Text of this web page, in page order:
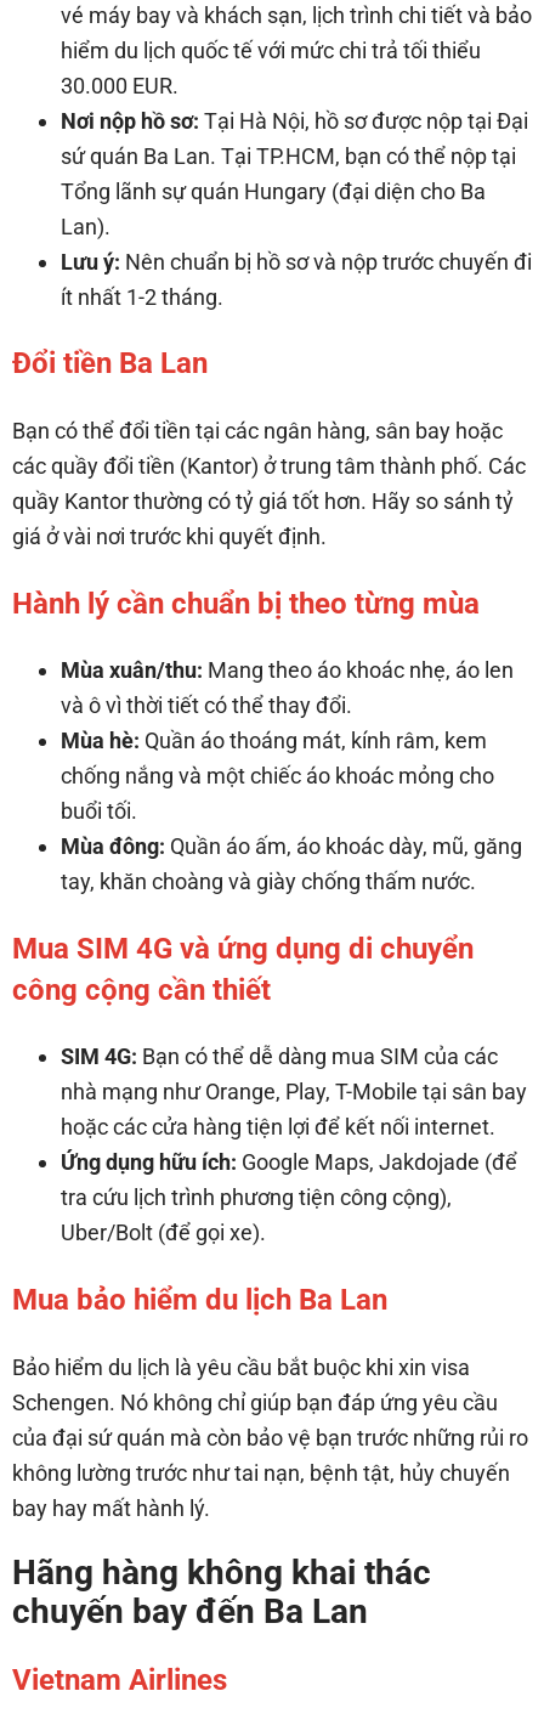
vé máy bay và khách sạn, lịch trình chi tiết và bảo
hiểm du lịch quốc tế với mức chi trả tối thiểu
30.000 EUR.
Nơi nộp hồ sơ: Tại Hà Nội, hồ sơ được nộp tại Đại
sứ quán Ba Lan. Tại TP.HCM, bạn có thể nộp tại
Tổng lãnh sự quán Hungary (đại diện cho Ba
Lan).
Lưu ý: Nên chuẩn bị hồ sơ và nộp trước chuyến đi
ít nhất 1-2 tháng.
Đổi tiền Ba Lan
Bạn có thể đổi tiền tại các ngân hàng, sân bay hoặc
các quầy đổi tiền (Kantor) ở trung tâm thành phố. Các
quầy Kantor thường có tỷ giá tốt hơn. Hãy so sánh tỷ
giá ở vài nơi trước khi quyết định.
Hành lý cần chuẩn bị theo từng mùa
Mùa xuân/thu: Mang theo áo khoác nhẹ, áo len
và ô vì thời tiết có thể thay đổi.
Mùa hè: Quần áo thoáng mát, kính râm, kem
chống nắng và một chiếc áo khoác mỏng cho
buổi tối.
Mùa đông: Quần áo ấm, áo khoác dày, mũ, găng
tay, khăn choàng và giày chống thấm nước.
Mua SIM 4G và ứng dụng di chuyển
công cộng cần thiết
SIM 4G: Bạn có thể dễ dàng mua SIM của các
nhà mạng như Orange, Play, T-Mobile tại sân bay
hoặc các cửa hàng tiện lợi để kết nối internet.
Ứng dụng hữu ích: Google Maps, Jakdojade (để
tra cứu lịch trình phương tiện công cộng),
Uber/Bolt (để gọi xe).
Mua bảo hiểm du lịch Ba Lan
Bảo hiểm du lịch là yêu cầu bắt buộc khi xin visa
Schengen. Nó không chỉ giúp bạn đáp ứng yêu cầu
của đại sứ quán mà còn bảo vệ bạn trước những rủi ro
không lường trước như tai nạn, bệnh tật, hủy chuyến
bay hay mất hành lý.
Hãng hàng không khai thác
chuyến bay đến Ba Lan
Vietnam Airlines